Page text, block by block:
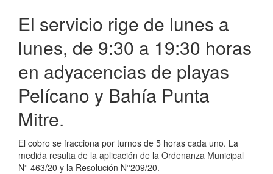
Patria
El servicio rige de lunes a
lunes, de 9:30 a 19:30 horas
en adyacencias de playas
Pelícano y Bahía Punta
Mitre.
El cobro se fracciona por turnos de 5 horas cada uno. La
medida resulta de la aplicación de la Ordenanza Municipal
N° 463/20 y la Resolución N°209/20.